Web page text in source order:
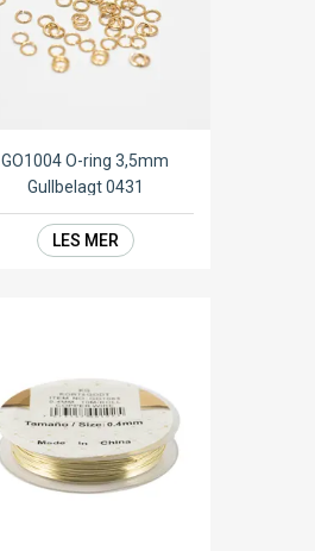
GO1004 O-ring 3,5mm
Gullbelagt 0431
LES MER